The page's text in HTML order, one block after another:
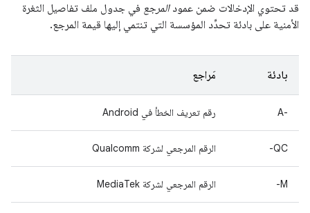
قد تحتوي الإدخالات ضمن عمودالمرجع في جدول ملف تفاصيل الثغرة
الأمنية على بادئة تحدِّد المؤسسة التي تنتمي إليها قيمة المرجع.
بادئة مَراجع
A-‎ رقم تعريف الخطأ في Android
QC- الرقم المرجعي لشركة Qualcomm
M- الرقم المرجعي لشركة MediaTek